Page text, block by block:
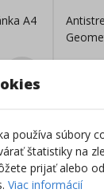
A4
Skladom
používa súbory
štatistiky na
prijať alebo
Viac informácií